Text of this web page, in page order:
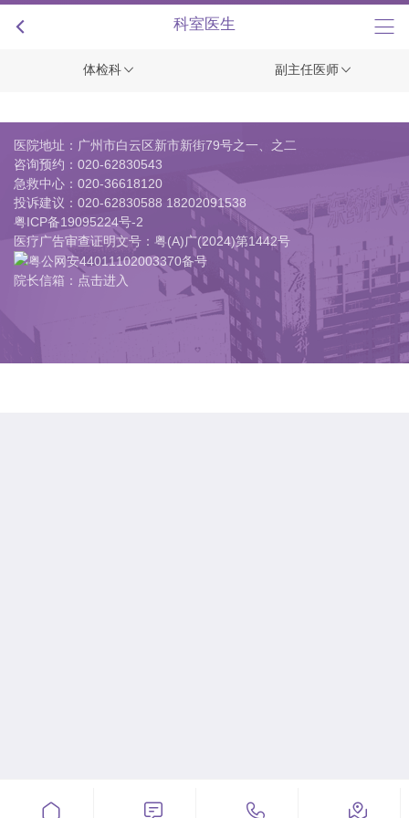
科室医生
体检科 副主任医师
   
医院地址：广州市白云区新市新街79号之一、之二
咨询预约： 020-62830543
急救中心： 020-36618120
投诉建议： 020-62830588 18202091538
粤ICP备19095224号-2
医疗广告审查证明文号：粤(A)广(2024)第1442号
粤公网安44011102003370备号
院长信箱：点击进入